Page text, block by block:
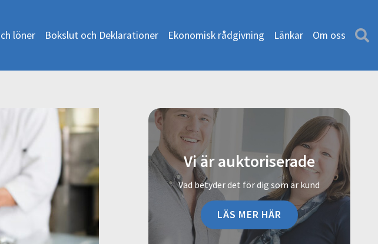
löner Bokslut och Deklarationer Ekonomisk rådgivning Länkar Om oss
Vi är auktoriserade
Vad betyder det för dig som är kund
LÄS MER HÄR